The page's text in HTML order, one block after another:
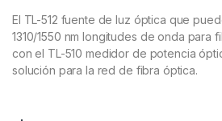
El TL-512 fuente de luz óptica que
1310/1550 nm longitudes de onda para
con el TL-510 medidor de potencia
solución para la red de fibra óptica.